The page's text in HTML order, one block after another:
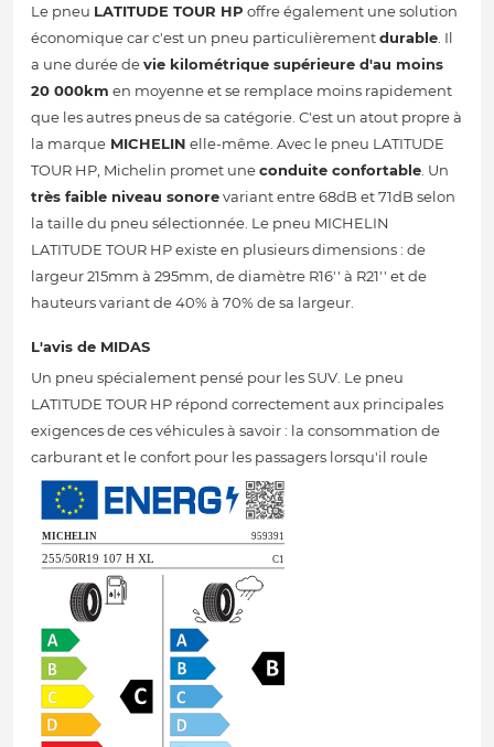
Le pneu LATITUDE TOUR HP offre également une solution
économique car c'est un pneu particulièrementdurable. Il
a une durée devie kilométrique supérieure d'au moins
20 000km en moyenne et se remplace moins rapidement
que les autres pneus de sa catégorie. C'est un atout propre à
la marque MICHELIN elle-même. Avec le pneu LATITUDE
TOUR HP, Michelin promet uneconduite confortable. Un
très faible niveau sonorevariant entre 68dB et 71dB selon
la taille du pneu sélectionnée. Le pneu MICHELIN
LATITUDE TOUR HP existe en plusieurs dimensions : de
largeur 215mm à 295mm, de diamètre R16'' à R21'' et de
hauteurs variant de 40% à 70% de sa largeur.
L'avis de MIDAS
Un pneu spécialement pensé pour les SUV. Le pneu
LATITUDE TOUR HP répond correctement aux principales
exigences de ces véhicules à savoir : la consommation de
carburant et le confort pour les passagers lorsqu'il roule